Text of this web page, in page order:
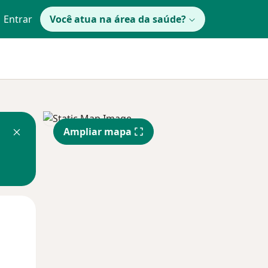
Entrar Você atua na área da saúde?
Ampliar mapa